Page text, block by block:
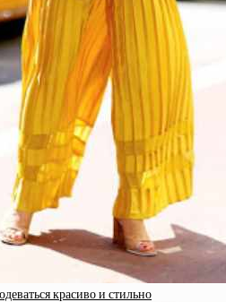
красиво и стильно